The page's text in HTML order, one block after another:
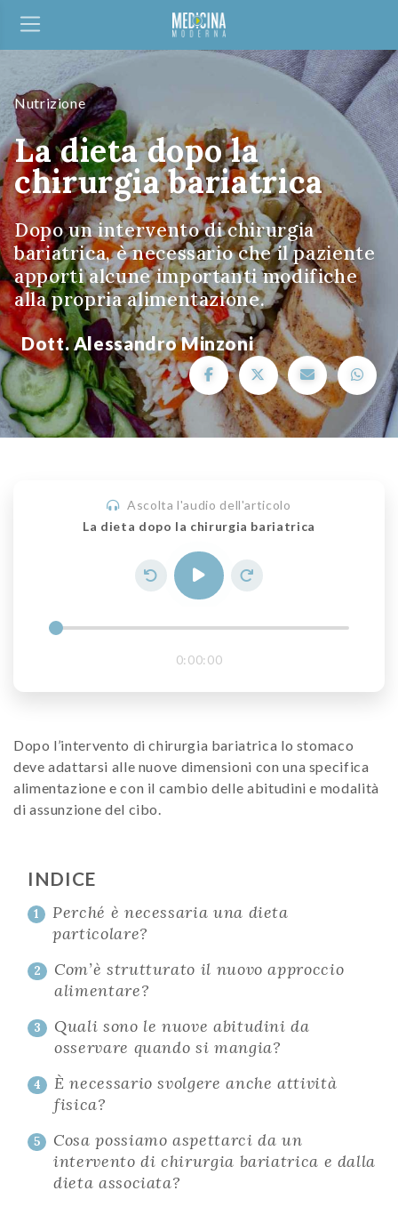
Nutrizione
La dieta dopo la
chirurgia bariatrica
Dopo un intervento di chirurgia
bariatrica, è necessario che il paziente
apporti alcune importanti modifiche
alla propria alimentazione.
Dott. Alessandro Minzoni
Ascolta l'audio dell'articolo
La dieta dopo la chirurgia bariatrica
0:00:00
Dopo l’intervento di chirurgia bariatrica lo stomaco
deve adattarsi alle nuove dimensioni con una specifica
alimentazione e con il cambio delle abitudini e modalità
di assunzione del cibo.
INDICE
1
Perché è necessaria una dieta
particolare?
2
Com’è strutturato il nuovo approccio
alimentare?
3
Quali sono le nuove abitudini da
osservare quando si mangia?
4
È necessario svolgere anche attività
fisica?
5
Cosa possiamo aspettarci da un
intervento di chirurgia bariatrica e dalla
dieta associata?